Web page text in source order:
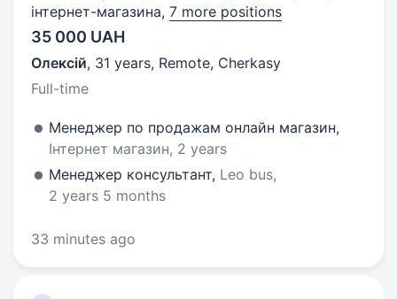
інтернет-магазина, 7 more positions
35 000 UAH
Олексій, 31 years, Remote, Cherkasy
Full-time
Менеджер по продажам онлайн магазин,
Інтернет магазин, 2 years
Менеджер консультант, Leo bus,
2 years 5 months
33 minutes ago